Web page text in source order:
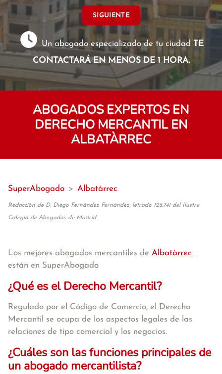
SIGUIENTE
Un abogado especializado de tu ciudad TE
CONTACTARÁ EN MENOS DE 1 HORA.
ABOGADOS EXPERTOS EN
DERECHO MERCANTIL EN
ALBATÀRREC
SuperAbogado > Albatàrrec
Redacción de D. Diego Fernández Fernández, letrado 125.741 del Ilustre
Colegio de Abogados de Madrid.
Los mejores abogados mercantiles de Albatàrrec
están en SuperAbogado
¿Qué es el Derecho Mercantil?
Regulado por el Código de Comercio, el Derecho
Mercantil se ocupa de los aspectos legales de las
relaciones de tipo comercial y los negocios.
¿Cuáles son las funciones principales de
un abogado mercantilista?